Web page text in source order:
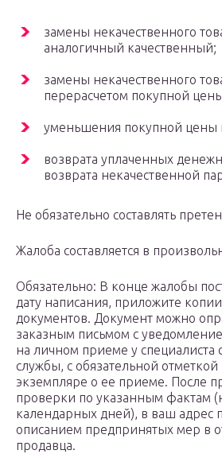
замены некачественного
аналогичный качественный;
замены некачественного
перерасчетом покупной
уменьшения покупной
возврата уплаченных
возврата некачественной
Не обязательно составлять
Жалоба составляется в
Обязательно: В конце жалобы
дату написания, приложите
документов. Документ можно
заказным письмом с
на личном приеме у специалиста
службы, с обязательной
экземпляре о ее приеме. После
проверки по указанным фактам
календарных дней), в ваш адрес
описанием предпринятых мер в
продавца.